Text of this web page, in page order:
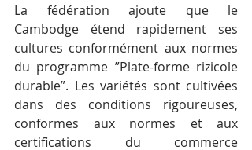
La fédération ajoute que le
Cambodge étend rapidement ses
cultures conformément aux normes
du programme ”Plate-forme rizicole
durable”. Les variétés sont cultivées
dans des conditions rigoureuses,
conformes aux normes et aux
certifications du commerce